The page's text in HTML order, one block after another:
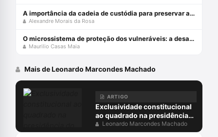
A importância da cadeia de custódia para preservar a prova penal
Alexandre Morais da Rosa
O microssistema de proteção dos vulneráveis: a desafiante missão do STJ
Maurilio Casas Maia
Mais de Leonardo Marcondes Machado
ARTIGO
Exclusividade constitucional
ao quadrado na presidência
do inquérito policial
Leonardo Marcondes Machado